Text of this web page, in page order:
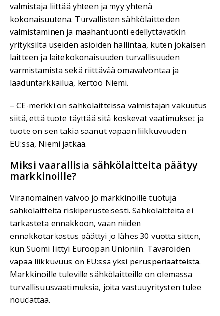
valmistaja liittää yhteen ja myy yhtenä
kokonaisuutena. Turvallisten sähkölaitteiden
valmistaminen ja maahantuonti edellyttävätkin
yrityksiltä useiden asioiden hallintaa, kuten jokaisen
laitteen ja laitekokonaisuuden turvallisuuden
varmistamista sekä riittävää omavalvontaa ja
laaduntarkkailua, kertoo Niemi.
– CE-merkki on sähkölaitteissa valmistajan vakuutus
siitä, että tuote täyttää sitä koskevat vaatimukset ja
tuote on sen takia saanut vapaan liikkuvuuden
EU:ssa, Niemi jatkaa.
Miksi vaarallisia sähkölaitteita päätyy
markkinoille?
Viranomainen valvoo jo markkinoille tuotuja
sähkölaitteita riskiperusteisesti. Sähkölaitteita ei
tarkasteta ennakkoon, vaan niiden
ennakkotarkastus päättyi jo lähes 30 vuotta sitten,
kun Suomi liittyi Euroopan Unioniin. Tavaroiden
vapaa liikkuvuus on EU:ssa yksi perusperiaatteista.
Markkinoille tuleville sähkölaitteille on olemassa
turvallisuusvaatimuksia, joita vastuuyritysten tulee
noudattaa.